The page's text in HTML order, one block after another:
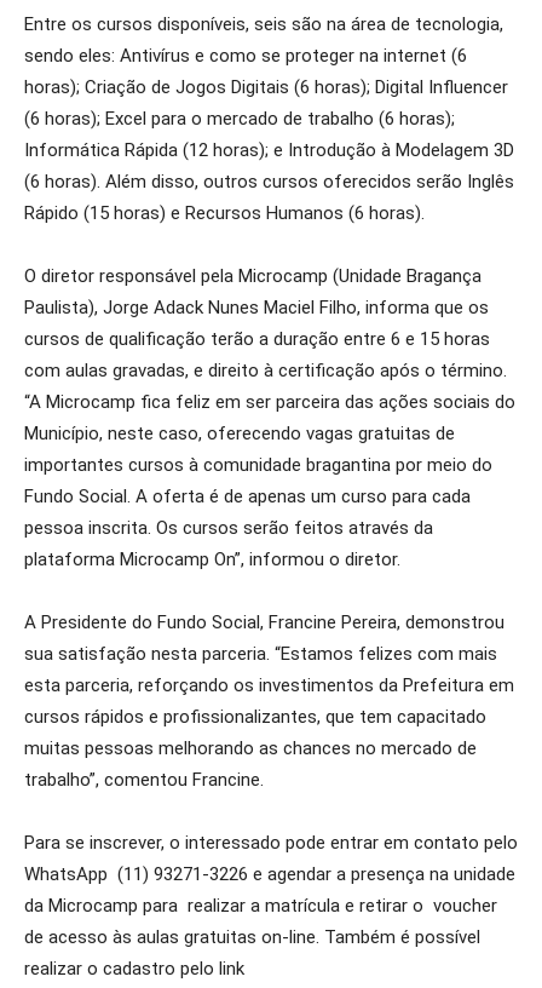
Entre os cursos disponíveis, seis são na área de tecnologia,
sendo eles: Antivírus e como se proteger na internet (6
horas); Criação de Jogos Digitais (6 horas); Digital Influencer
(6 horas); Excel para o mercado de trabalho (6 horas);
Informática Rápida (12 horas); e Introdução à Modelagem 3D
(6 horas). Além disso, outros cursos oferecidos serão Inglês
Rápido (15 horas) e Recursos Humanos (6 horas).
O diretor responsável pela Microcamp (Unidade Bragança
Paulista), Jorge Adack Nunes Maciel Filho, informa que os
cursos de qualificação terão a duração entre 6 e 15 horas
com aulas gravadas, e direito à certificação após o término.
“A Microcamp fica feliz em ser parceira das ações sociais do
Município, neste caso, oferecendo vagas gratuitas de
importantes cursos à comunidade bragantina por meio do
Fundo Social. A oferta é de apenas um curso para cada
pessoa inscrita. Os cursos serão feitos através da
plataforma Microcamp On”, informou o diretor.
A Presidente do Fundo Social, Francine Pereira, demonstrou
sua satisfação nesta parceria. “Estamos felizes com mais
esta parceria, reforçando os investimentos da Prefeitura em
cursos rápidos e profissionalizantes, que tem capacitado
muitas pessoas melhorando as chances no mercado de
trabalho”, comentou Francine.
Para se inscrever, o interessado pode entrar em contato pelo
WhatsApp (11) 93271-3226 e agendar a presença na unidade
da Microcamp para realizar a matrícula e retirar o voucher
de acesso às aulas gratuitas on-line. Também é possível
realizar o cadastro pelo link